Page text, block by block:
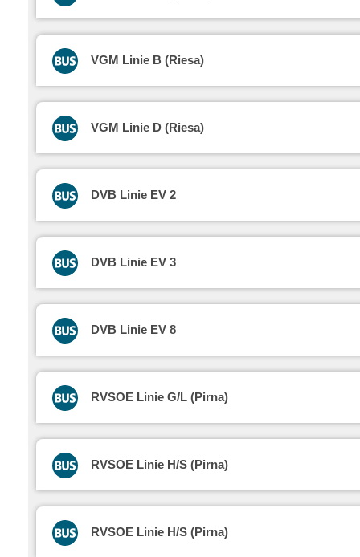
VGM Linie B (Riesa)
VGM Linie D (Riesa)
DVB Linie EV 2
DVB Linie EV 3
DVB Linie EV 8
RVSOE Linie G/L (Pirna)
RVSOE Linie H/S (Pirna)
RVSOE Linie H/S (Pirna)